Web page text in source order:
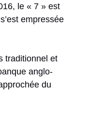
le « 7 » est
empressée
traditionnel et
anglo-
du